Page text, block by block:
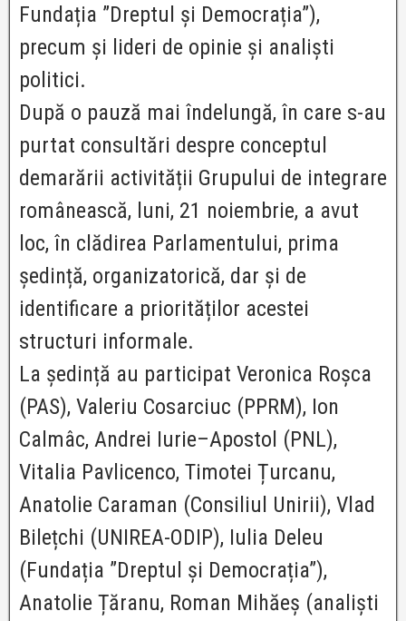
Fundația ”Dreptul și Democrația”),
precum și lideri de opinie și analiști
politici.
După o pauză mai îndelungă, în care s-au
purtat consultări despre conceptul
demarării activității Grupului de integrare
românească, luni, 21 noiembrie, a avut
loc, în clădirea Parlamentului, prima
ședință, organizatorică, dar și de
identificare a priorităților acestei
structuri informale.
La ședință au participat Veronica Roșca
(PAS), Valeriu Cosarciuc (PPRM), Ion
Calmâc, Andrei Iurie–Apostol (PNL),
Vitalia Pavlicenco, Timotei Țurcanu,
Anatolie Caraman (Consiliul Unirii), Vlad
Bilețchi (UNIREA-ODIP), Iulia Deleu
(Fundația ”Dreptul și Democrația”),
Anatolie Țăranu, Roman Mihăeș (analiști